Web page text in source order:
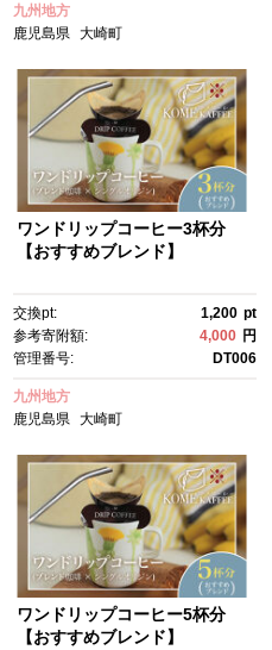
九州地方
鹿児島県 大崎町
ワンドリップコーヒー3杯分
【おすすめブレンド】
交換pt: 1,200 pt
参考寄附額:
4,000 円
管理番号:
DT006
九州地方
鹿児島県 大崎町
ワンドリップコーヒー5杯分
【おすすめブレンド】